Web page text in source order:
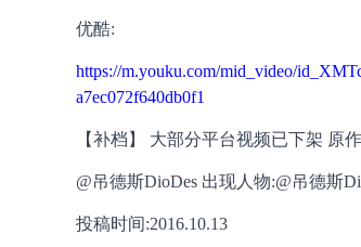
优酷:
https://m.youku.com/mid_video/
a7ec072f640db0f1
【补档】 大部分平台视频已下架 原